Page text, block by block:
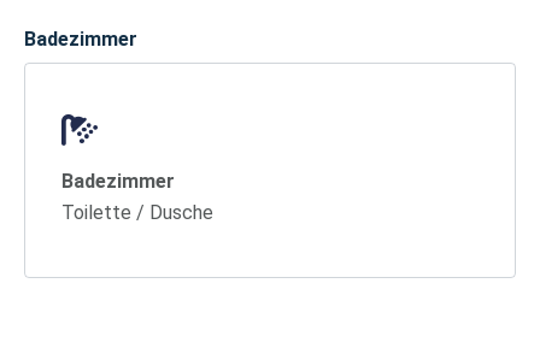
Badezimmer
Badezimmer
Toilette / Dusche